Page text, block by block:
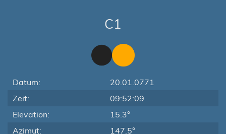
C1
Datum:
20.01.0771
Zeit:
09:52:09
Elevation:
15.3°
Azimut:
147.5°